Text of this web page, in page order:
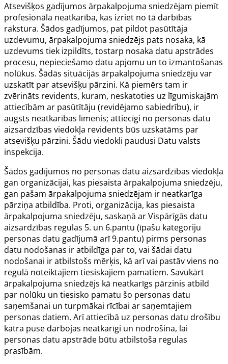
Atsevišķos gadījumos ārpakalpojuma sniedzējam piemīt
profesionāla neatkarība, kas izriet no tā darbības
rakstura. Šādos gadījumos, pat pildot pasūtītāja
uzdevumu, ārpakalpojuma sniedzējs pats nosaka, kā
uzdevums tiek izpildīts, tostarp nosaka datu apstrādes
procesu, nepieciešamo datu apjomu un to izmantošanas
nolūkus. Šādās situācijās ārpakalpojuma sniedzēju var
uzskatīt par atsevišķu pārzini. Kā piemērs tam ir
zvērināts revidents, kuram, neskatoties uz līgumiskajām
attiecībām ar pasūtītāju (revidējamo sabiedrību), ir
augsts neatkarības līmenis; attiecīgi no personas datu
aizsardzības viedokļa revidents būs uzskatāms par
atsevišķu pārzini. Šādu viedokli paudusi Datu valsts
inspekcija.
Šādos gadījumos no personas datu aizsardzības viedokļa
gan organizācijai, kas piesaista ārpakalpojuma sniedzēju,
gan pašam ārpakalpojuma sniedzējam ir neatkarīga
pārziņa atbildība. Proti, organizācija, kas piesaista
ārpakalpojuma sniedzēju, saskaņā ar Vispārīgās datu
aizsardzības regulas 5. un 6.pantu (īpašu kategoriju
personas datu gadījumā arī 9.pantu) pirms personas
datu nodošanas ir atbildīga par to, vai šādai datu
nodošanai ir atbilstošs mērķis, kā arī vai pastāv viens no
regulā noteiktajiem tiesiskajiem pamatiem. Savukārt
ārpakalpojuma sniedzējs kā neatkarīgs pārzinis atbild
par nolūku un tiesisko pamatu šo personas datu
saņemšanai un turpmākai rīcībai ar saņemtajiem
personas datiem. Arī attiecībā uz personas datu drošību
katra puse darbojas neatkarīgi un nodrošina, lai
personas datu apstrāde būtu atbilstoša regulas
prasībām.